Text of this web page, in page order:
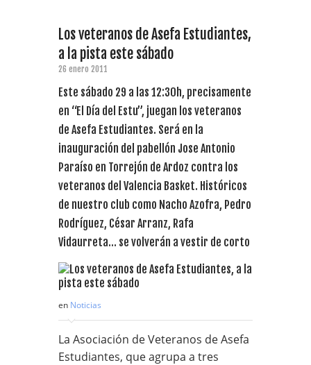
Los veteranos de Asefa Estudiantes,
a la pista este sábado
26 enero 2011
Este sábado 29 a las 12:30h, precisamente
en “El Día del Estu”, juegan los veteranos
de Asefa Estudiantes. Será en la
inauguración del pabellón Jose Antonio
Paraíso en Torrejón de Ardoz contra los
veteranos del Valencia Basket. Históricos
de nuestro club como Nacho Azofra, Pedro
Rodríguez, César Arranz, Rafa
Vidaurreta… se volverán a vestir de corto
en Noticias
La Asociación de Veteranos de Asefa
Estudiantes, que agrupa a tres